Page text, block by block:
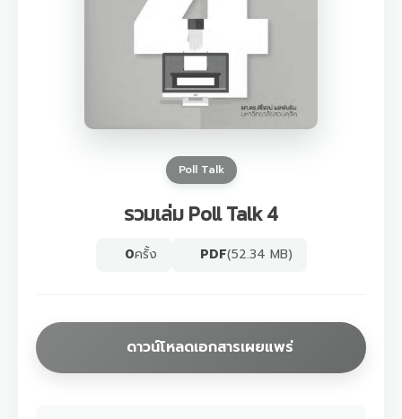
Poll Talk
รวมเล่ม Poll Talk 4
0ครั้ง PDF(52.34 MB)
ดาวน์โหลดเอกสารเผยแพร่